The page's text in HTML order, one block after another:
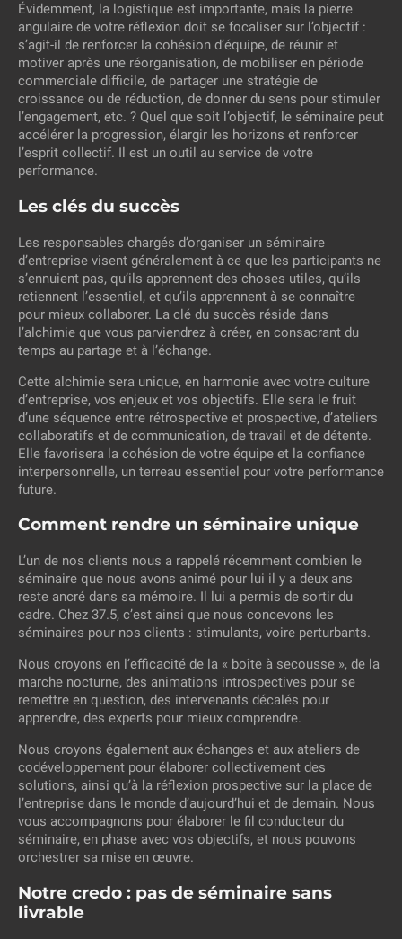
Évidemment, la logistique est importante, mais la pierre
angulaire de votre réflexion doit se focaliser sur l’objectif :
s’agit-il de renforcer la cohésion d’équipe, de réunir et
motiver après une réorganisation, de mobiliser en période
commerciale difficile, de partager une stratégie de
croissance ou de réduction, de donner du sens pour stimuler
l’engagement, etc. ? Quel que soit l’objectif, le séminaire peut
accélérer la progression, élargir les horizons et renforcer
l’esprit collectif. Il est un outil au service de votre
performance.
Les clés du succès
Les responsables chargés d’organiser un séminaire
d’entreprise visent généralement à ce que les participants ne
s’ennuient pas, qu’ils apprennent des choses utiles, qu’ils
retiennent l’essentiel, et qu’ils apprennent à se connaître
pour mieux collaborer. La clé du succès réside dans
l’alchimie que vous parviendrez à créer, en consacrant du
temps au partage et à l’échange.
Cette alchimie sera unique, en harmonie avec votre culture
d’entreprise, vos enjeux et vos objectifs. Elle sera le fruit
d’une séquence entre rétrospective et prospective, d’ateliers
collaboratifs et de communication, de travail et de détente.
Elle favorisera la cohésion de votre équipe et la confiance
interpersonnelle, un terreau essentiel pour votre performance
future.
Comment rendre un séminaire unique
L’un de nos clients nous a rappelé récemment combien le
séminaire que nous avons animé pour lui il y a deux ans
reste ancré dans sa mémoire. Il lui a permis de sortir du
cadre. Chez 37.5, c’est ainsi que nous concevons les
séminaires pour nos clients : stimulants, voire perturbants.
Nous croyons en l’efficacité de la « boîte à secousse », de la
marche nocturne, des animations introspectives pour se
remettre en question, des intervenants décalés pour
apprendre, des experts pour mieux comprendre.
Nous croyons également aux échanges et aux ateliers de
codéveloppement pour élaborer collectivement des
solutions, ainsi qu’à la réflexion prospective sur la place de
l’entreprise dans le monde d’aujourd’hui et de demain. Nous
vous accompagnons pour élaborer le fil conducteur du
séminaire, en phase avec vos objectifs, et nous pouvons
orchestrer sa mise en œuvre.
Notre credo : pas de séminaire sans
livrable